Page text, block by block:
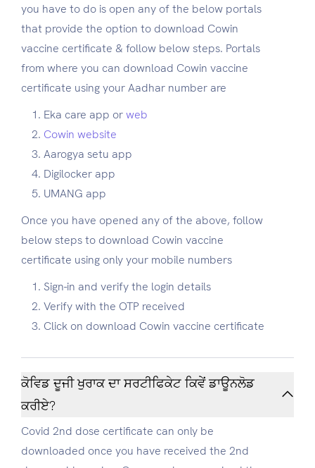
you have to do is open any of the below portals
that provide the option to download Cowin
vaccine certificate & follow below steps. Portals
from where you can download Cowin vaccine
certificate using your Aadhar number are
Eka care app orweb
Cowin website
Aarogya setu app
Digilocker app
UMANG app
Once you have opened any of the above, follow
below steps to download Cowin vaccine
certificate using only your mobile numbers
Sign-in and verify the login details
Verify with the OTP received
Click on download Cowin vaccine certificate
ਕੋਵਿਡ ਦੂਜੀ ਖੁਰਾਕ ਦਾ ਸਰਟੀਫਿਕੇਟ ਕਿਵੇਂ ਡਾਊਨਲੋਡ
ਕਰੀਏ?
Covid 2nd dose certificate can only be
downloaded once you have received the 2nd